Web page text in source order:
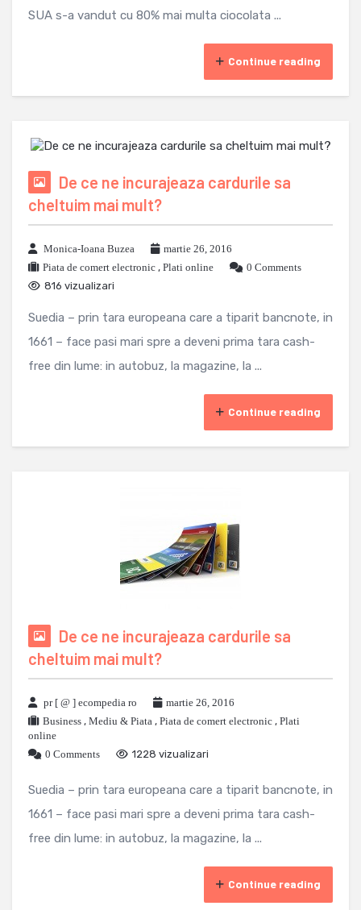
SUA s-a vandut cu 80% mai multa ciocolata ...
Continue reading
De ce ne incurajeaza cardurile sa
cheltuim mai mult?
Monica-Ioana Buzea
martie 26, 2016
Piata de comert electronic , Plati online
0 Comments
816 vizualizari
Suedia – prin tara europeana care a tiparit bancnote, in
1661 – face pasi mari spre a deveni prima tara cash-
free din lume: in autobuz, la magazine, la ...
Continue reading
De ce ne incurajeaza cardurile sa
cheltuim mai mult?
pr [ @ ] ecompedia ro
martie 26, 2016
Business , Mediu & Piata , Piata de comert electronic , Plati
online
0 Comments
1228 vizualizari
Suedia – prin tara europeana care a tiparit bancnote, in
1661 – face pasi mari spre a deveni prima tara cash-
free din lume: in autobuz, la magazine, la ...
Continue reading